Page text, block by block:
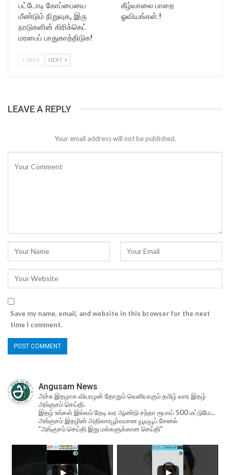
பட்டோடி கோப்பையை
மீண்டும் நிறுவுக, இரு
நாடுகளின் கிரிக்கெட்
மரபைப் பாதுகாத்திடுக!
கீழ்வாலை பாறை
ஓவியங்கள்.!
PREV NEXT
LEAVE A REPLY
Your email address will not be published.
Save my name, email, and website in this browser for the next
time I comment.
Angusam News
அச்சு இதழாக வியாழன் தோறும் வெளியாகும் தமிழ் வார இதழ்
அங்குசம் செய்தி.
இதழ் உங்கள் இல்லம் தேடி வர ஆண்டு சந்தா ரூபாய் 500 மட்டுமே...
அங்குசம் இதழின் அதிகாரபூர்வமான யூடியூப் சேனல்
"அங்குசம் செய்தி இது மக்களுக்கான செய்தி"